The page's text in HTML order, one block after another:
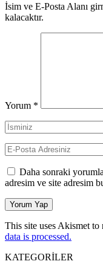
İsim ve E-Posta Alanı
kalacaktır.
Yorum *
Daha sonraki
adresim ve site adresim
This site uses Akismet to
data is processed.
KATEGORİLER